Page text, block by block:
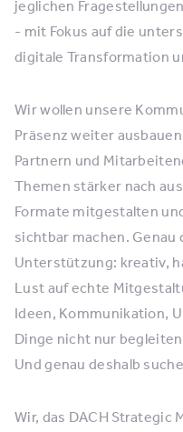
jeglichen
- mit Fokus auf die
digitale Transformation
Wir wollen unsere
Präsenz weiter
Partnern und
Themen stärker nach
Formate mitgestalten
sichtbar machen. Genau
Unterstützung: kreativ,
Lust auf echte
Ideen, Kommunikation,
Dinge nicht nur
Und genau deshalb
Wir, das DACH Strategic